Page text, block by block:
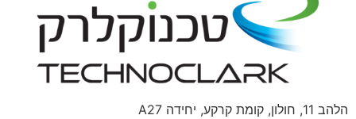
הלהב 11, חולון, קומת קרקע, יחידה A27